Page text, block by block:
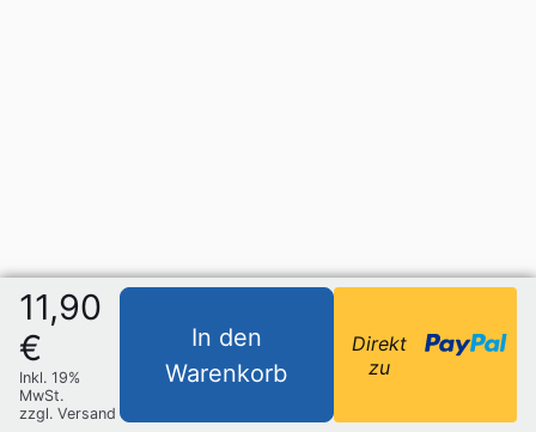
11,90
€
Inkl. 19%
MwSt.
zzgl. Versand
In den
Warenkorb
Direkt
zu